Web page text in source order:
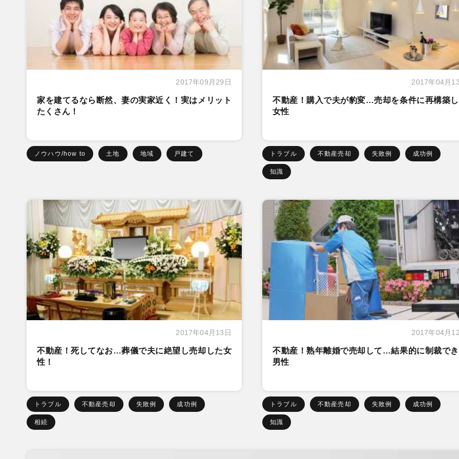
2017年09月29日
家を建てるなら断然、妻の実家近く！実はメリット
たくさん！
ノウハウ/how to 土地 地域 戸建て
2017年04月
不動産！購入で夫が豹変…売却を条件に再構築
女性
トラブル 不動産売却 失敗例 成功例
知識
2017年04月13日
不動産！死してなお…葬儀で夫に絶望し売却した女
性！
トラブル 不動産売却 失敗例 成功例
相続
2017年04月
不動産！熟年離婚で売却して…結果的に制裁で
男性
トラブル 不動産売却 失敗例 成功例
知識